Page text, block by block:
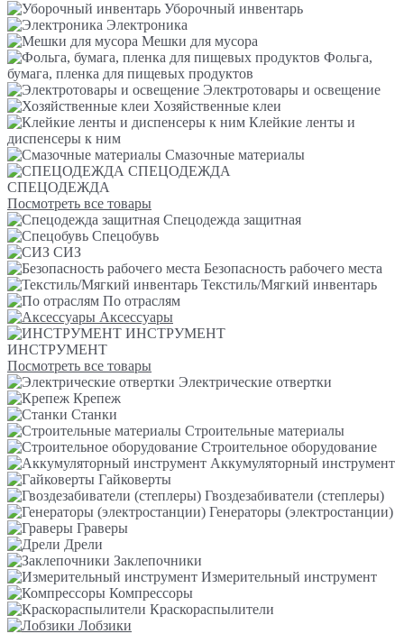
Уборочный инвентарь
Электроника
Мешки для мусора
Фольга,
бумага, пленка для пищевых продуктов
Электротовары и освещение
Хозяйственные клеи
Клейкие ленты и
диспенсеры к ним
Смазочные материалы
СПЕЦОДЕЖДА
СПЕЦОДЕЖДА
Посмотреть все товары
Спецодежда защитная
Спецобувь
СИЗ
Безопасность рабочего места
Текстиль/Мягкий инвентарь
По отраслям
Аксессуары
ИНСТРУМЕНТ
ИНСТРУМЕНТ
Посмотреть все товары
Электрические отвертки
Крепеж
Станки
Строительные материалы
Строительное оборудование
Аккумуляторный инструмент
Гайковерты
Гвоздезабиватели (степлеры)
Генераторы (электростанции)
Граверы
Дрели
Заклепочники
Измерительный инструмент
Компрессоры
Краскораспылители
Лобзики